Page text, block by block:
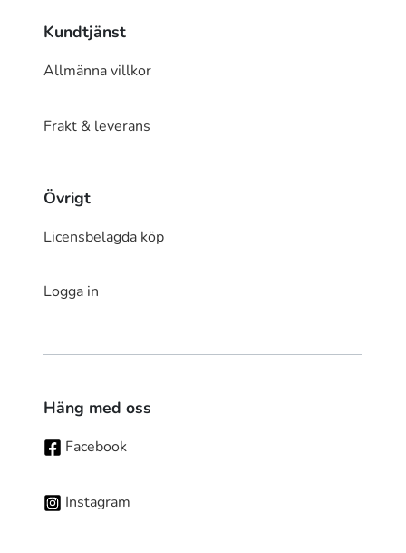
Kundtjänst
Allmänna villkor
Frakt & leverans
Övrigt
Licensbelagda köp
Logga in
Häng med oss
Facebook
Instagram